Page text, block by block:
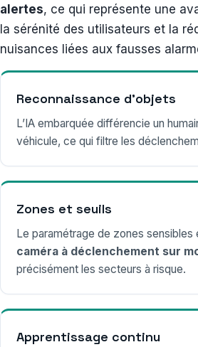
alertes, ce qui représente une
la sérénité des utilisateurs et la
nuisances liées aux fausses
Reconnaissance d’objets
L’IA embarquée différencie un
véhicule, ce qui filtre les
Zones et seuils
Le paramétrage de zones sensibles
caméra à déclenchement sur
précisément les secteurs à risque.
Apprentissage continu